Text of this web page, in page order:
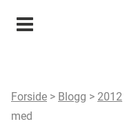
Meny
Forside > Blogg > 2012
med